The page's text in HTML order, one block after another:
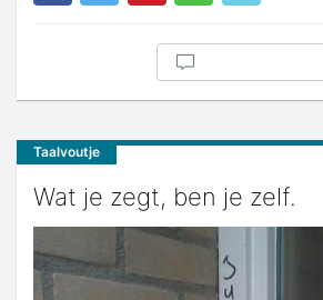
Taalvoutje
Wat je zegt, ben je zelf.